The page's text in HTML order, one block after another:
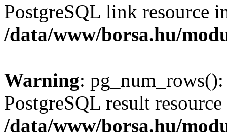
PostgreSQL link resource
/data/www/borsa.hu/
Warning:
PostgreSQL result
/data/www/borsa.hu/